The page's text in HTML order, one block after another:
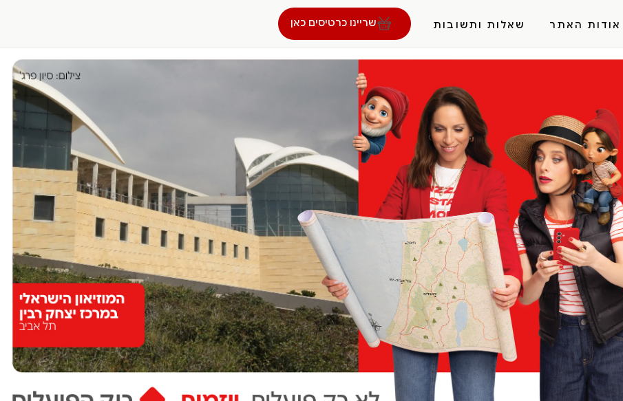
אודות האתר שאלות ותשובות שריינו כרטיסים כאן
הפרופיל שלי
התנתק